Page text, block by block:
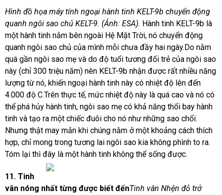
Hình đồ họa máy tính ngoại hành tinh KELT-9b chuyển động
quanh ngôi sao chủ KELT-9. (Ảnh: ESA). Hành tinh KELT-9b là
một hành tinh nằm bên ngoài Hệ Mặt Trời, nó chuyển động
quanh ngôi sao chủ của mình mỗi chưa đầy hai ngày.Do nằm
quá gần ngôi sao mẹ và do độ tuổi tương đối trẻ của ngôi sao
này (chỉ 300 triệu năm) nên KELT-9b nhận được rất nhiều năng
lượng từ nó, khiến ngoại hành tinh này có nhiệt độ lên đến
4.000 độ C.Trên thực tế, mức nhiệt độ này là quá cao và nó có
thể phá hủy hành tinh, ngôi sao mẹ có khả năng thổi bay hành
tinh và tạo ra một chiếc đuôi cho nó như những sao chổi.
Nhưng thật may mắn khi chúng nằm ở một khoảng cách thích
hợp, chỉ mong trong tương lai ngôi sao kia không phình to ra.
Tóm lại thì đây là một hành tinh không thể sống được.
11. Tinh
vân nóng nhất từng được biết đếnTinh vân Nhện đỏ trở